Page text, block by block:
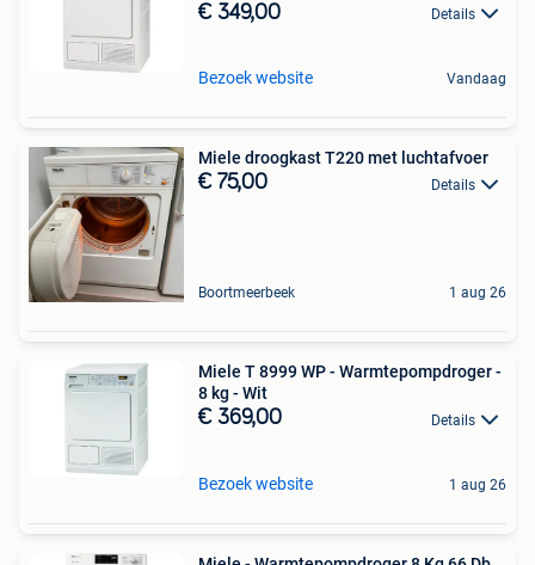
€ 349,00 Details
Bezoek website Vandaag
Miele droogkast T220 met luchtafvoer
€ 75,00 Details
Boortmeerbeek 1 aug 26
Miele T 8999 WP - Warmtepompdroger -
8 kg - Wit
€ 369,00 Details
Bezoek website 1 aug 26